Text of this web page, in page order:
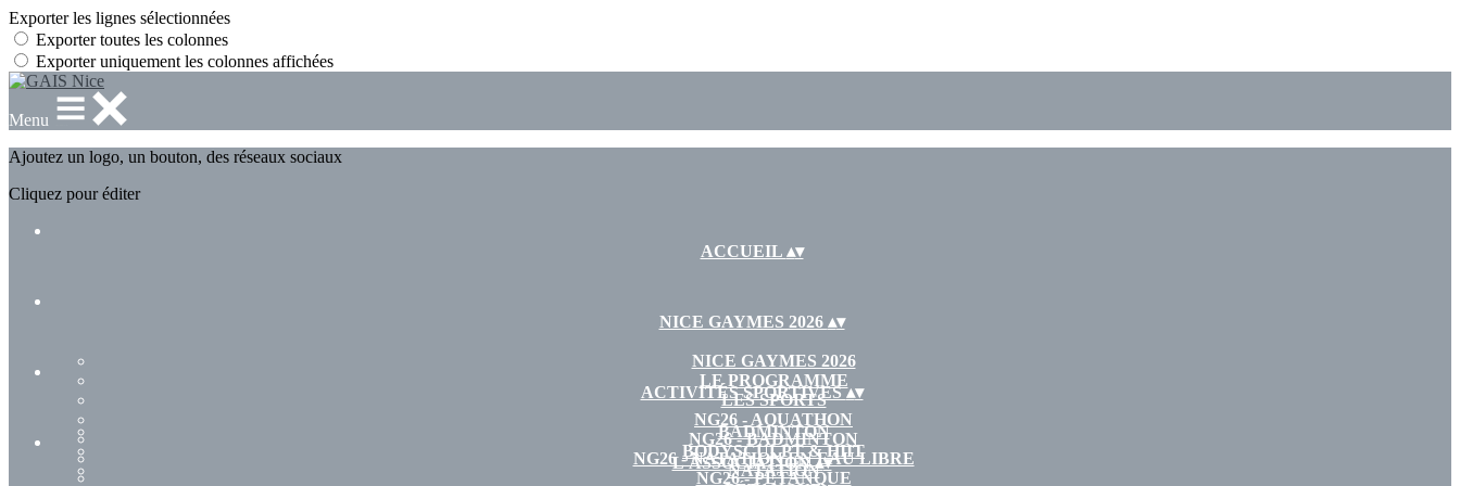
Exporter les lignes sélectionnées
Exporter toutes les colonnes
Exporter uniquement les colonnes affichées
Menu
Ajoutez un logo, un bouton, des réseaux sociaux
Cliquez pour éditer
ACCUEIL ▴▾
NICE GAYMES 2026 ▴▾
NICE GAYMES 2026
LE PROGRAMME
LES SPORTS
NG26 - AQUATHON
NG26 - BADMINTON
NG26 - NATATION EN EAU LIBRE
NG26 - PÉTANQUE
ACTIVITÉS SPORTIVES▴▾
BADMINTON
BODYSCULPT & HIIT
NATATION
L'ASSOCIATION▴▾